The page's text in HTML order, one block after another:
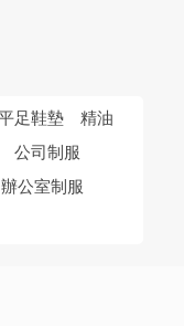
足鞋墊
精油
公司制服
辦公室制服